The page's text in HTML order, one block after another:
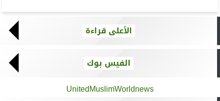
الأعلى قراءة
الفيس بوك
UnitedMuslimWorldnews